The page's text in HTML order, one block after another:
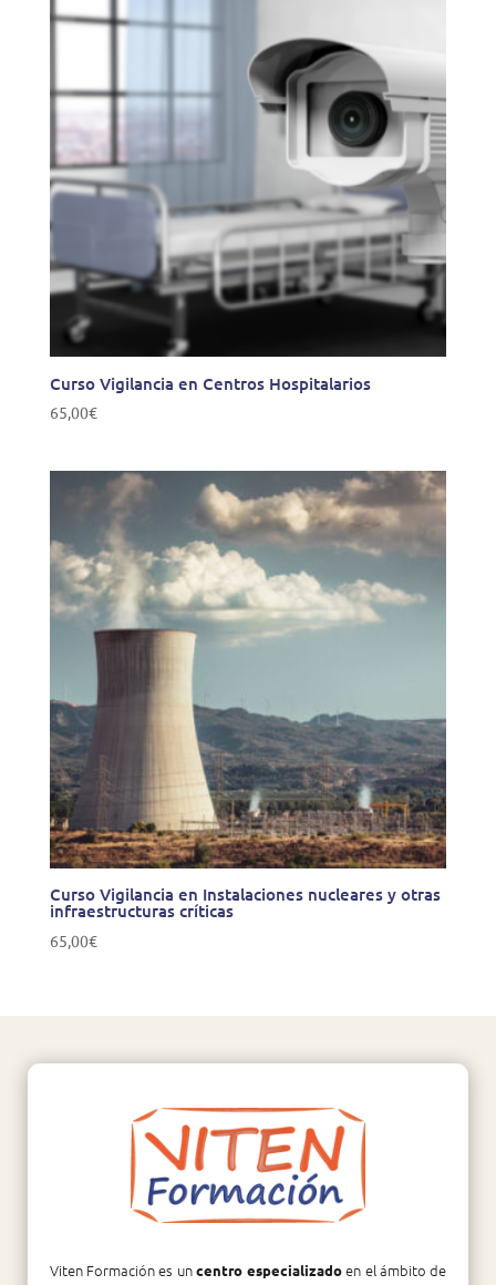
Curso Vigilancia en Centros Hospitalarios
65,00€
Curso Vigilancia en Instalaciones nucleares y otras
infraestructuras críticas
65,00€
Viten Formación es uncentro especializadoen el ámbito de